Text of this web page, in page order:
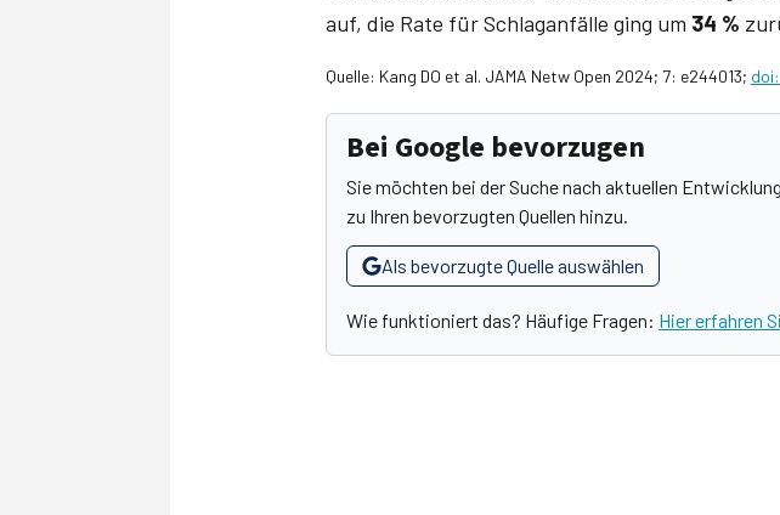
auf, die Rate für Schlaganfälle ging um 34 %
Quelle: Kang DO et al. JAMA Netw Open 2024; 7: e244013;
Bei Google bevorzugen
Sie möchten bei der Suche nach aktuellen
zu Ihren bevorzugten Quellen hinzu.
Als bevorzugte Quelle auswählen
Wie funktioniert das? Häufige Fragen: Hier erfahren